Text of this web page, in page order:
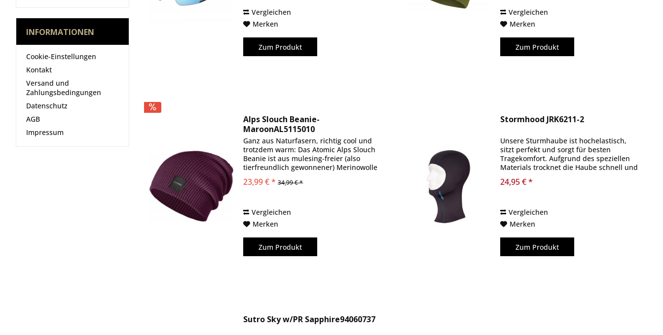
INFORMATIONEN
Cookie-Einstellungen
Kontakt
Versand und
Zahlungsbedingungen
Datenschutz
AGB
Impressum
Vergleichen
Merken
Zum Produkt
Vergleichen
Merken
Zum Produkt
Alps Slouch Beanie-
MaroonAL5115010
Ganz aus Naturfasern, richtig cool und
trotzdem warm: Das Atomic Alps Slouch
Beanie ist aus mulesing-freier (also
tierfreundlich gewonnener) Merinowolle
TENCEL™ Modal gestrickt, die vorwiegend
23,99 € * 34,99 € *
Vergleichen
Merken
Zum Produkt
Stormhood JRK6211-2
Unsere Sturmhaube ist hochelastisch,
sitzt perfekt und sorgt für besten
Tragekomfort. Aufgrund des speziellen
Materials trocknet die Haube schnell und
Bedingungen im Freien.
24,95 € *
Vergleichen
Merken
Zum Produkt
Sutro Sky w/PR Sapphire94060737